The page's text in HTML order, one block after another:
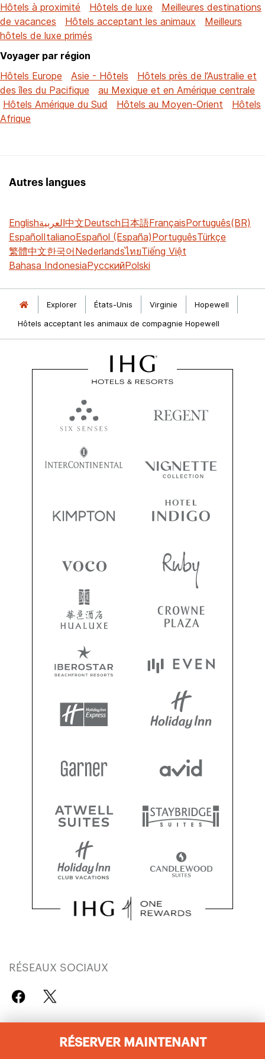
RÉSERVER MAINTENANT
Hôtels à proximité
Hôtels de luxe
Meilleures destinations
de vacances
Hôtels acceptant les animaux
Meilleurs
hôtels de luxe primés
Voyager par région
Hôtels Europe
Asie - Hôtels
Hôtels près de l’Australie et
des îles du Pacifique
au Mexique et en Amérique centrale
Hôtels Amérique du Sud
Hôtels au Moyen-Orient
Hôtels
Afrique
Autres langues
Englishالعربية中文Deutsch日本語FrançaisPortuguês(BR)
EspañolItalianoEspañol (España)PortuguêsTürkçe
繁體中文한국어NederlandsไทยTiếng Việt
Bahasa IndonesiaРусскийPolski
Explorer États-Unis Virginie
Hopewell
Hôtels acceptant les animaux de compagnie Hopewell
RÉSEAUX SOCIAUX